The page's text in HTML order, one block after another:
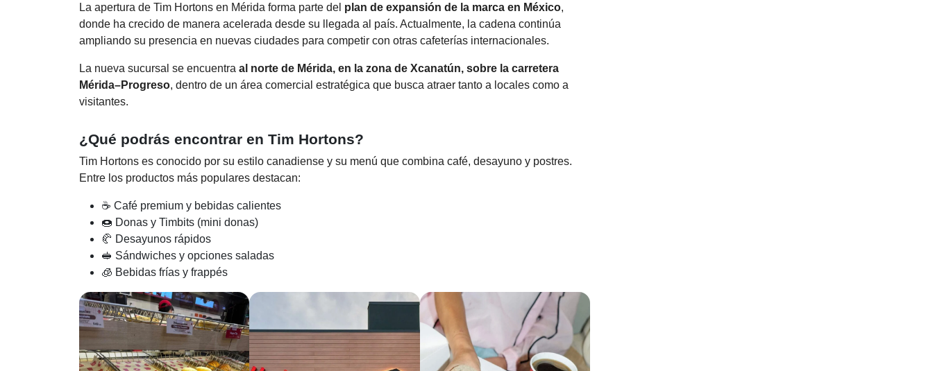
La apertura de Tim Hortons en Mérida forma parte del plan de expansión de la marca en México,
donde ha crecido de manera acelerada desde su llegada al país. Actualmente, la cadena continúa
ampliando su presencia en nuevas ciudades para competir con otras cafeterías internacionales.
La nueva sucursal se encuentra al norte de Mérida, en la zona de Xcanatún, sobre la carretera
Mérida–Progreso, dentro de un área comercial estratégica que busca atraer tanto a locales como a
visitantes.
¿Qué podrás encontrar en Tim Hortons?
Tim Hortons es conocido por su estilo canadiense y su menú que combina café, desayuno y postres.
Entre los productos más populares destacan:
☕ Café premium y bebidas calientes
🍩 Donas y Timbits (mini donas)
🥐 Desayunos rápidos
🥪 Sándwiches y opciones saladas
🧊 Bebidas frías y frappés